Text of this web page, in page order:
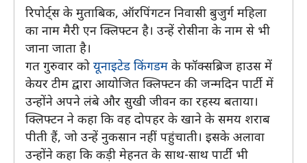
रिपोर्ट्स के मुताबिक, ऑरपिंगटन निवासी बुजुर्ग महिला
का नाम मैरी एन क्लिफ्टन है। उन्हें रोसीना के नाम से भी
जाना जाता है।
गत गुरुवार को यूनाइटेड किंगडम के फॉक्सब्रिज हाउस में
केयर टीम द्वारा आयोजित क्लिफ्टन की जन्मदिन पार्टी में
उन्होंने अपने लंबे और सुखी जीवन का रहस्य बताया।
क्लिफ्टन ने कहा कि वह दोपहर के खाने के समय शराब
पीती हैं, जो उन्हें नुकसान नहीं पहुंचाती। इसके अलावा
उन्होंने कहा कि कड़ी मेहनत के साथ-साथ पार्टी भी